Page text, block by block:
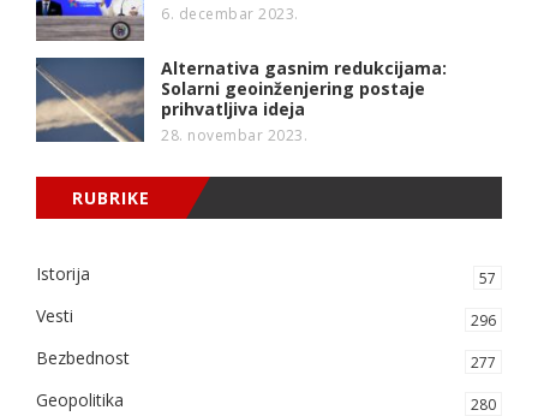
6. decembar 2023.
Alternativa gasnim redukcijama:
Solarni geoinženjering postaje
prihvatljiva ideja
28. novembar 2023.
RUBRIKE
Istorija 57
Vesti 296
Bezbednost 277
Geopolitika 280